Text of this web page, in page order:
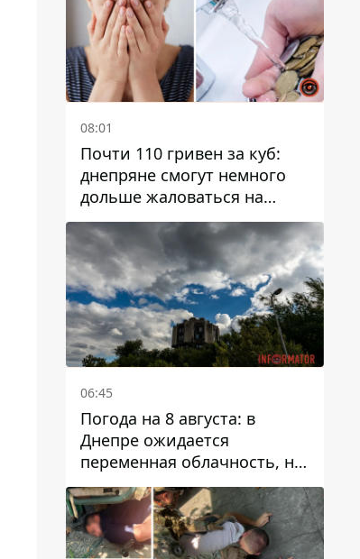
08:01
Почти 110 гривен за куб:
днепряне смогут немного
дольше жаловаться на
запланированные тарифы
на воду на 2027 год
06:45
Погода на 8 августа: в
Днепре ожидается
переменная облачность, но
может пойти дождь